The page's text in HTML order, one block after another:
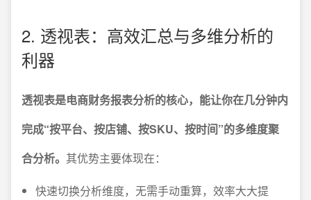
2. 透视表：高效汇总与多维分析的
利器
透视表是电商财务报表分析的核心，能让你在几分钟内
完成“按平台、按店铺、按SKU、按时间”的多维度聚
合分析。 其优势主要体现在：
快速切换分析维度，无需手动重算，效率大大提